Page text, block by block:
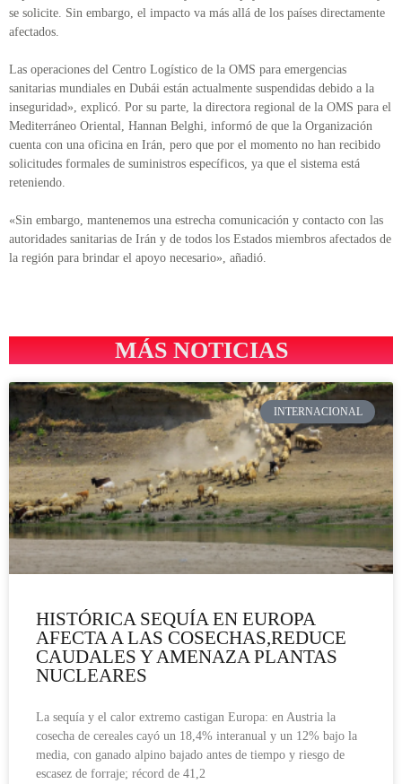
se solicite. Sin embargo, el impacto va más allá de los países directamente
afectados.
Las operaciones del Centro Logístico de la OMS para emergencias
sanitarias mundiales en Dubái están actualmente suspendidas debido a la
inseguridad», explicó. Por su parte, la directora regional de la OMS para el
Mediterráneo Oriental, Hannan Belghi, informó de que la Organización
cuenta con una oficina en Irán, pero que por el momento no han recibido
solicitudes formales de suministros específicos, ya que el sistema está
reteniendo.
«Sin embargo, mantenemos una estrecha comunicación y contacto con las
autoridades sanitarias de Irán y de todos los Estados miembros afectados de
la región para brindar el apoyo necesario», añadió.
MÁS NOTICIAS
INTERNACIONAL
HISTÓRICA SEQUÍA EN EUROPA
AFECTA A LAS COSECHAS,REDUCE
CAUDALES Y AMENAZA PLANTAS
NUCLEARES
La sequía y el calor extremo castigan Europa: en Austria la
cosecha de cereales cayó un 18,4% interanual y un 12% bajo la
media, con ganado alpino bajado antes de tiempo y riesgo de
escasez de forraje; récord de 41,2